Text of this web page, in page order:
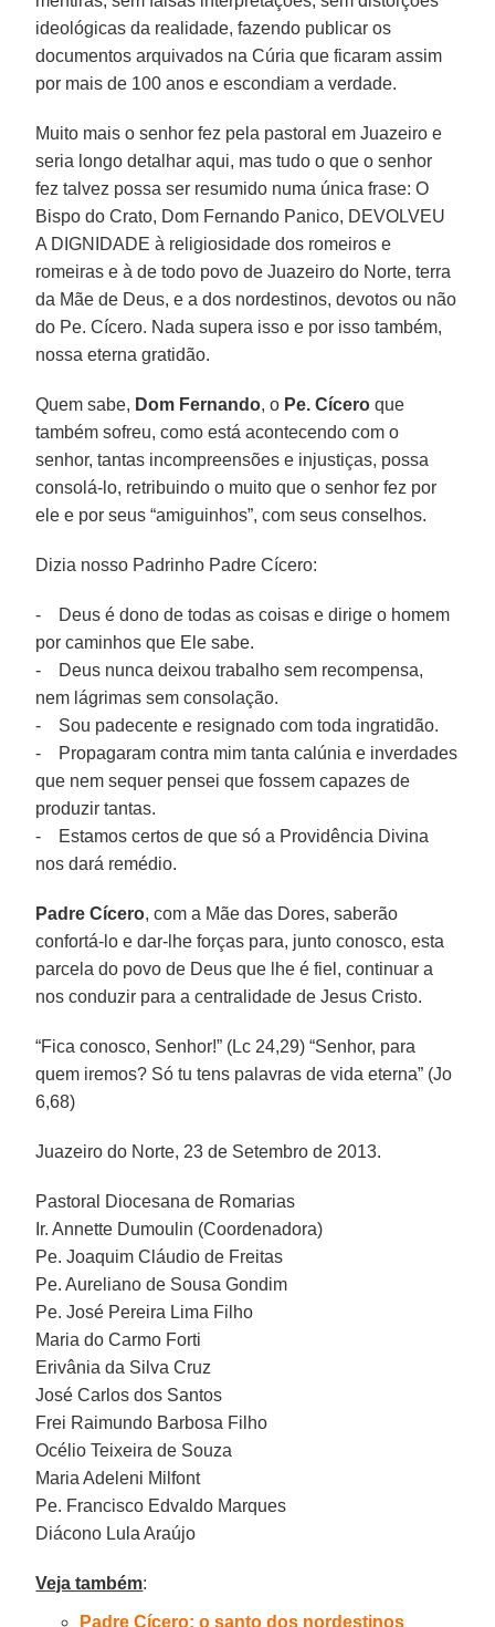
ideológicas da realidade, fazendo publicar os
documentos arquivados na Cúria que ficaram assim
por mais de 100 anos e escondiam a verdade.
Muito mais o senhor fez pela pastoral em Juazeiro e
seria longo detalhar aqui, mas tudo o que o senhor
fez talvez possa ser resumido numa única frase: O
Bispo do Crato, Dom Fernando Panico, DEVOLVEU
A DIGNIDADE à religiosidade dos romeiros e
romeiras e à de todo povo de Juazeiro do Norte, terra
da Mãe de Deus, e a dos nordestinos, devotos ou não
do Pe. Cícero. Nada supera isso e por isso também,
nossa eterna gratidão.
Quem sabe, Dom Fernando, o Pe. Cícero que
também sofreu, como está acontecendo com o
senhor, tantas incompreensões e injustiças, possa
consolá-lo, retribuindo o muito que o senhor fez por
ele e por seus “amiguinhos”, com seus conselhos.
Dizia nosso Padrinho Padre Cícero:
- Deus é dono de todas as coisas e dirige o homem
por caminhos que Ele sabe.
- Deus nunca deixou trabalho sem recompensa,
nem lágrimas sem consolação.
- Sou padecente e resignado com toda ingratidão.
- Propagaram contra mim tanta calúnia e inverdades
que nem sequer pensei que fossem capazes de
produzir tantas.
- Estamos certos de que só a Providência Divina
nos dará remédio.
Padre Cícero, com a Mãe das Dores, saberão
confortá-lo e dar-lhe forças para, junto conosco, esta
parcela do povo de Deus que lhe é fiel, continuar a
nos conduzir para a centralidade de Jesus Cristo.
“Fica conosco, Senhor!” (Lc 24,29) “Senhor, para
quem iremos? Só tu tens palavras de vida eterna” (Jo
6,68)
Juazeiro do Norte, 23 de Setembro de 2013.
Pastoral Diocesana de Romarias
Ir. Annette Dumoulin (Coordenadora)
Pe. Joaquim Cláudio de Freitas
Pe. Aureliano de Sousa Gondim
Pe. José Pereira Lima Filho
Maria do Carmo Forti
Erivânia da Silva Cruz
José Carlos dos Santos
Frei Raimundo Barbosa Filho
Océlio Teixeira de Souza
Maria Adeleni Milfont
Pe. Francisco Edvaldo Marques
Diácono Lula Araújo
Veja também:
Padre Cícero: o santo dos nordestinos